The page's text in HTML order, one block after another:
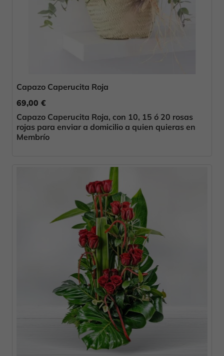
Capazo Caperucita Roja
69,00 €
Capazo Caperucita Roja, con 10, 15 ó 20 rosas
rojas para enviar a domicilio a quien quieras en
Membrío